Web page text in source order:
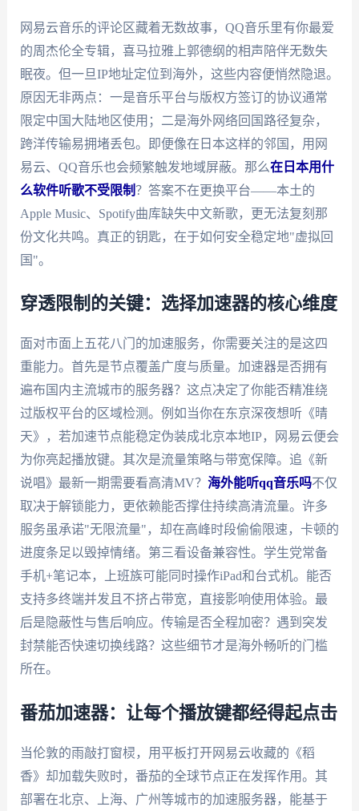
网易云音乐的评论区藏着无数故事，QQ音乐里有你最爱
的周杰伦全专辑，喜马拉雅上郭德纲的相声陪伴无数失
眠夜。但一旦IP地址定位到海外，这些内容便悄然隐退。
原因无非两点：一是音乐平台与版权方签订的协议通常
限定中国大陆地区使用；二是海外网络回国路径复杂，
跨洋传输易拥堵丢包。即便像在日本这样的邻国，用网
易云、QQ音乐也会频繁触发地域屏蔽。那么在日本用什
么软件听歌不受限制？答案不在更换平台——本土的
Apple Music、Spotify曲库缺失中文新歌，更无法复刻那
份文化共鸣。真正的钥匙，在于如何安全稳定地"虚拟回
国"。
穿透限制的关键：选择加速器的核心维度
面对市面上五花八门的加速服务，你需要关注的是这四
重能力。首先是节点覆盖广度与质量。加速器是否拥有
遍布国内主流城市的服务器？这点决定了你能否精准绕
过版权平台的区域检测。例如当你在东京深夜想听《晴
天》，若加速节点能稳定伪装成北京本地IP，网易云便会
为你亮起播放键。其次是流量策略与带宽保障。追《新
说唱》最新一期需要看高清MV？ 海外能听qq音乐吗不仅
取决于解锁能力，更依赖能否撑住持续高清流量。许多
服务虽承诺"无限流量"，却在高峰时段偷偷限速，卡顿的
进度条足以毁掉情绪。第三看设备兼容性。学生党常备
手机+笔记本，上班族可能同时操作iPad和台式机。能否
支持多终端并发且不挤占带宽，直接影响使用体验。最
后是隐蔽性与售后响应。传输是否全程加密？遇到突发
封禁能否快速切换线路？这些细节才是海外畅听的门槛
所在。
番茄加速器：让每个播放键都经得起点击
当伦敦的雨敲打窗棂，用平板打开网易云收藏的《稻
香》却加载失败时，番茄的全球节点正在发挥作用。其
部署在北京、上海、广州等城市的加速服务器，能基于